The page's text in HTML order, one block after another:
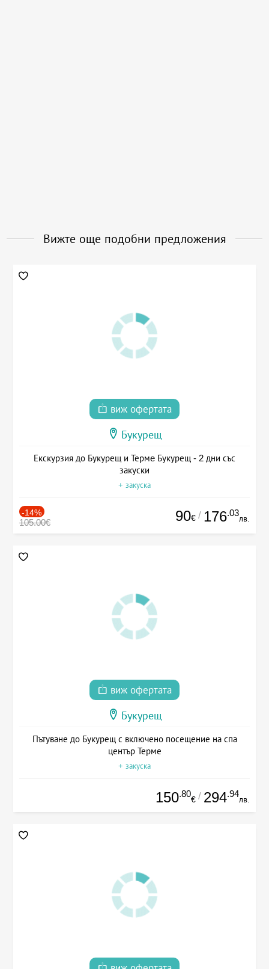
Вижте още подобни предложения
виж офертата
Букурещ
Екскурзия до Букурещ и Термe Букурещ - 2 дни със
закуски
+ закуска
-14%
105.00€ 90€ / 176.03
лв.
виж офертата
Букурещ
Пътуване до Букурещ с включено посещение на спа
център Терме
+ закуска
150.80
€ / 294.94
лв.